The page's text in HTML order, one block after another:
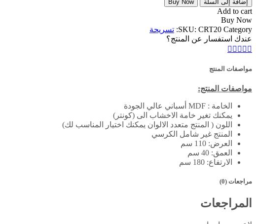
خشابي-
CRT20
إضافة إلى السلة Buy Now
Add to cart
Buy Now
SKU: CRT20 Category:
تسريحة
عندك استفسار عن المنتج؟
مواصفات المنتج
مواصفات المنتج:
الخامة : MDF أسباني عالي الجودة
يمكنك تغير خامة الاخشاب الى (كونتر)
اللون ( المنتج متعدد الالوان يمكنك اختيار المناسب لك)
المنتج غير شامل الكرسي
العرض: 110 سم
العمق: 40 سم
الارتفاع: 180 سم
مراجعات (0)
المراجعات